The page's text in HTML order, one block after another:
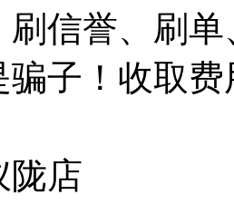
刷信誉、刷
骗子！收取
陇店